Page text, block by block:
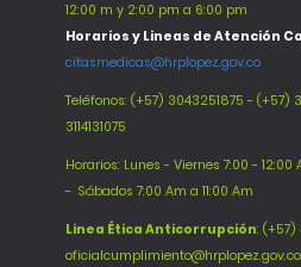
12:00 m y 2:00 pm a 6:00 pm
Horarios y Lineas de Atención
citasmedicas@hrplopez.gov.co
Teléfonos: (+57) 3043251875 - (+57)
3114131075
Horarios: Lunes - Viernes 7:00 -
- Sábados 7:00 Am a 11:00 Am
Línea Ética Anticorrupción: (+57)
oficialcumplimiento@hrplopez.gov.co